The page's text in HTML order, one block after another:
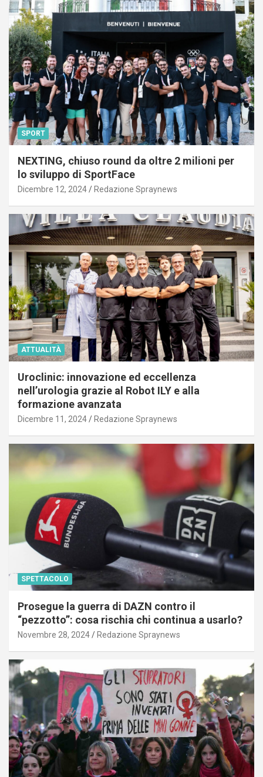
SPORT
NEXTING, chiuso round da oltre 2 milioni per
lo sviluppo di SportFace
Dicembre 12, 2024 Redazione Spraynews
ATTUALITÀ
Uroclinic: innovazione ed eccellenza
nell’urologia grazie al Robot ILY e alla
formazione avanzata
Dicembre 11, 2024 Redazione Spraynews
SPETTACOLO
Prosegue la guerra di DAZN contro il
“pezzotto”: cosa rischia chi continua a usarlo?
Novembre 28, 2024 Redazione Spraynews